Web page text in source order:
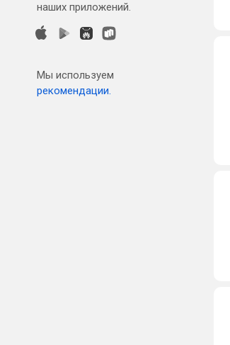
наших приложений.
Мы используем
рекомендации.